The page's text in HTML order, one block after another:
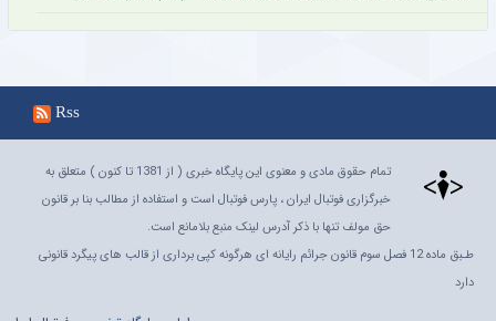
Rss
تمام حقوق مادی و معنوی این پایگاه خبری ( از 1381 تا کنون ) متعلق به
خبرگزاری فوتبال ایران ، پارس فوتبال است و استفاده از مطالب بنا بر قانون
حق مولف تنها با ذکر آدرس لینک منبع بلامانع است.
طـبق ماده 12 فصل سوم قانون جرائم رایانه ای هرگونه کپی برداری از قالب های پیگرد قانونی
دارد